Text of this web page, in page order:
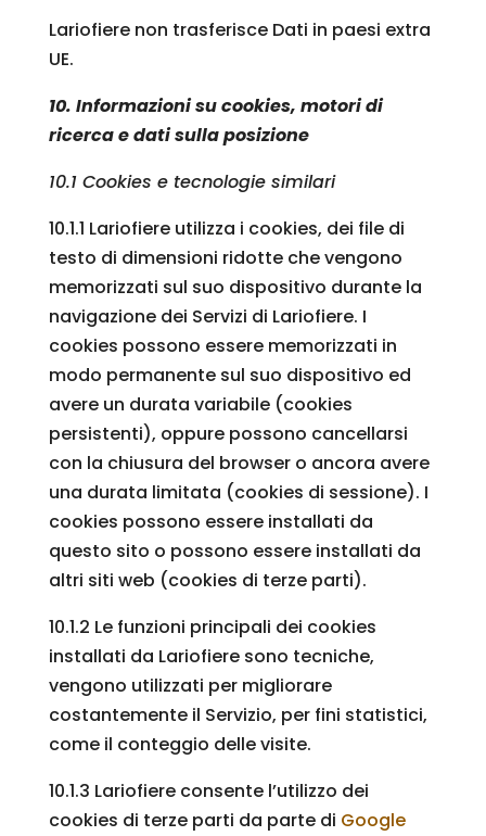
Lariofiere non trasferisce Dati in paesi extra
UE.
10. Informazioni su cookies, motori di
ricerca e dati sulla posizione
10.1 Cookies e tecnologie similari
10.1.1 Lariofiere utilizza i cookies, dei file di
testo di dimensioni ridotte che vengono
memorizzati sul suo dispositivo durante la
navigazione dei Servizi di Lariofiere. I
cookies possono essere memorizzati in
modo permanente sul suo dispositivo ed
avere un durata variabile (cookies
persistenti), oppure possono cancellarsi
con la chiusura del browser o ancora avere
una durata limitata (cookies di sessione). I
cookies possono essere installati da
questo sito o possono essere installati da
altri siti web (cookies di terze parti).
10.1.2 Le funzioni principali dei cookies
installati da Lariofiere sono tecniche,
vengono utilizzati per migliorare
costantemente il Servizio, per fini statistici,
come il conteggio delle visite.
10.1.3 Lariofiere consente l’utilizzo dei
cookies di terze parti da parte di Google